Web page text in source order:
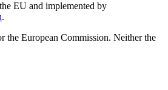
EU and implemented by
.
the European Commission. Neither the